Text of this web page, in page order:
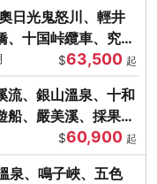
日光鬼怒川、輕井
十国峠纜車、究極
$63,500 起
流、銀山溫泉、十和
船、嚴美溪、採果烤
$60,900 起
泉、鳴子峽、五色